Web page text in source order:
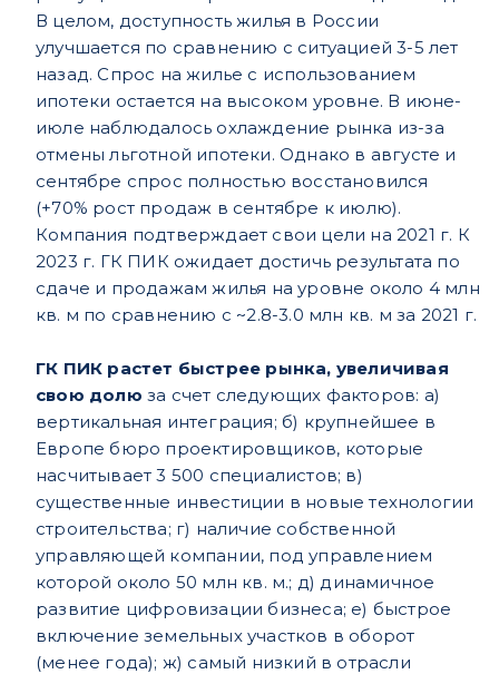
В целом, доступность жилья в России
улучшается по сравнению с ситуацией 3-5 лет
назад. Спрос на жилье с использованием
ипотеки остается на высоком уровне. В июне-
июле наблюдалось охлаждение рынка из-за
отмены льготной ипотеки. Однако в августе и
сентябре спрос полностью восстановился
(+70% рост продаж в сентябре к июлю).
Компания подтверждает свои цели на 2021 г. К
2023 г. ГК ПИК ожидает достичь результата по
сдаче и продажам жилья на уровне около 4 млн
кв. м по сравнению с ~2.8-3.0 млн кв. м за 2021 г.
ГК ПИК растет быстрее рынка, увеличивая
свою долю за счет следующих факторов: а)
вертикальная интеграция; б) крупнейшее в
Европе бюро проектировщиков, которые
насчитывает 3 500 специалистов; в)
существенные инвестиции в новые технологии
строительства; г) наличие собственной
управляющей компании, под управлением
которой около 50 млн кв. м.; д) динамичное
развитие цифровизации бизнеса; е) быстрое
включение земельных участков в оборот
(менее года); ж) самый низкий в отрасли